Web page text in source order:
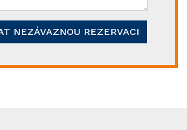
NEZÁVAZNOU REZERVACI